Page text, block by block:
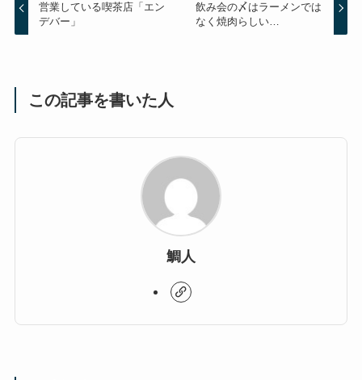
営業している喫茶店「エン
デバー」
飲み会の〆はラーメンでは
なく焼肉らしい…
この記事を書いた人
鯛人